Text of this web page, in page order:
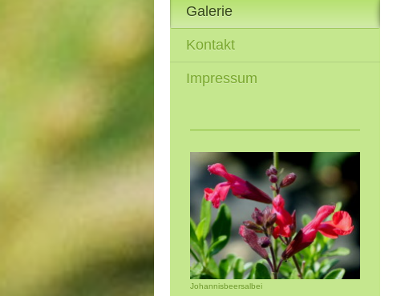
Galerie
Kontakt
Impressum
Johannisbeersalbei